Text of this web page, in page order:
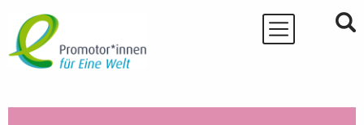
content